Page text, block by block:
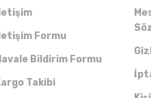
Formu
Bildirim Formu
Takibi